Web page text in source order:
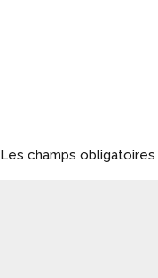
Les champs